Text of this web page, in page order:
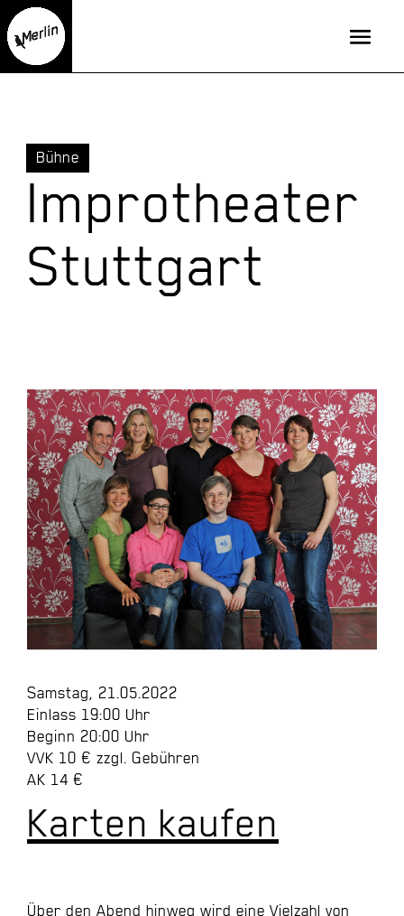
Bühne
Improtheater
Stuttgart
Samstag, 21.05.2022
Einlass 19:00 Uhr
Beginn 20:00 Uhr
VVK 10 € zzgl. Gebühren
AK 14 €
Karten kaufen
Über den Abend hinweg wird eine Vielzahl von